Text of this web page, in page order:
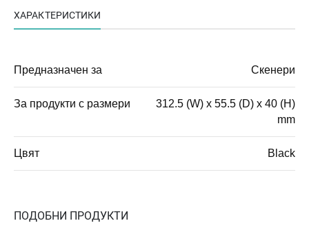
ХАРАКТЕРИСТИКИ
Предназначен за Скенери
За продукти с размери
312.5 (W) x 55.5 (D) x 40 (H)
mm
Цвят Black
ПОДОБНИ ПРОДУКТИ